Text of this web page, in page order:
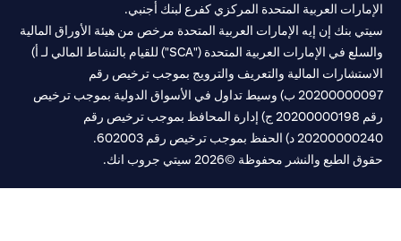
العربية المتحدة المركزي كفرع لبنك أجنبي.
بنك إن إيه الإمارات العربية المتحدة مرخص من هيئة الأوراق المالية
والسلع في الإمارات العربية المتحدة ("SCA") للقيام بالنشاط المالي لـ أ)
المالية والتعريف والترويج بموجب ترخيص رقم
20200000097 ب) وسيط تداول في الأسواق الدولية بموجب ترخيص
رقم 20200000198 ج) إدارة المحافظ بموجب ترخيص رقم
د) الحفظ بموجب ترخيص رقم 602003.
الطبع والنشر محفوظة ©2026 سيتي جروب انك.